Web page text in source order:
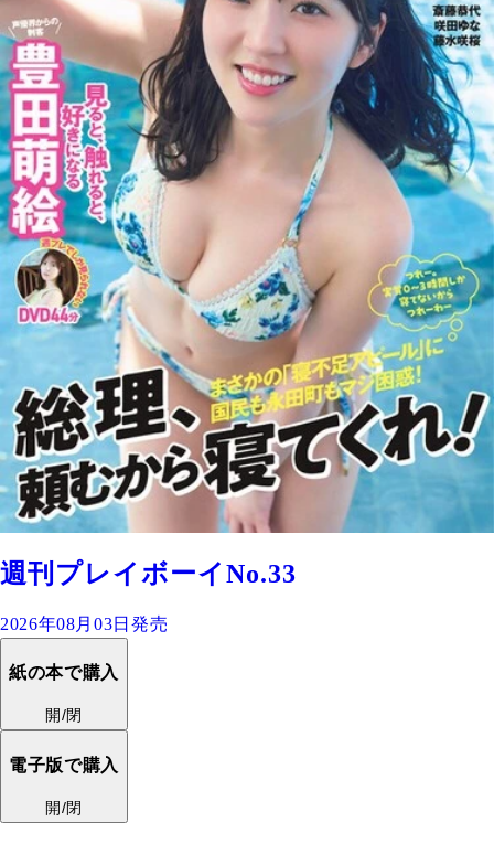
週刊プレイボーイNo.33
2026年08月03日発売
紙の本で購入
開/閉
電子版で購入
開/閉